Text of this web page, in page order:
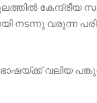
കേന്ദ്രീയ
നടന്നു വരുന്ന
വലിയ